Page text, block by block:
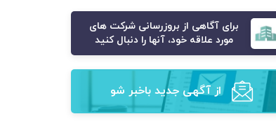
برای آگاهی از بروزرسانی شرکت های
مورد علاقه خود، آنها را دنبال کنید
از آگهی‌ جدید باخبر شو